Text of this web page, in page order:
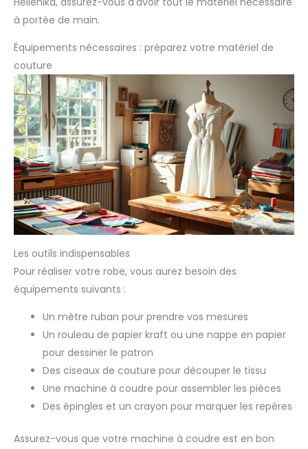
à portée de main.
Équipements nécessaires : préparez votre matériel de
couture
Les outils indispensables
Pour réaliser votre robe, vous aurez besoin des
équipements suivants :
Un mètre ruban pour prendre vos mesures
Un rouleau de papier kraft ou une nappe en papier
pour dessiner le patron
Des ciseaux de couture pour découper le tissu
Une machine à coudre pour assembler les pièces
Des épingles et un crayon pour marquer les repères
Assurez-vous que votre machine à coudre est en bon